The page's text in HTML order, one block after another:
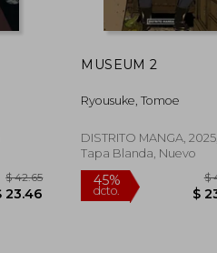
MUSEUM 2
Ryousuke, Tomoe
DISTRITO MANGA, 2025,
Tapa Blanda, Nuevo